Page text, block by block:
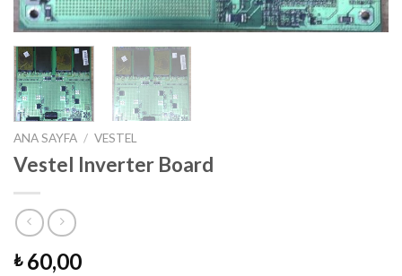
ANA SAYFA / VESTEL
Vestel Inverter Board
₺60,00